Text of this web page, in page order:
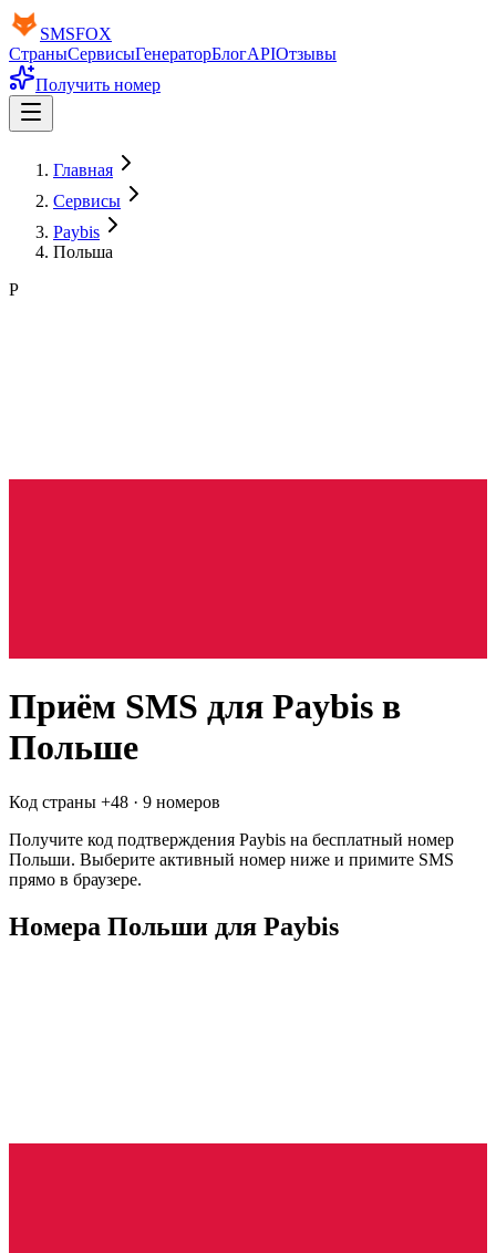
SMSFOX
СтраныСервисыГенераторБлогAPIОтзывы
Получить номер
Главная
Сервисы
Paybis
Польша
P
Приём SMS для Paybis в
Польше
Код страны +48 · 9 номеров
Получите код подтверждения Paybis на бесплатный номер
Польши. Выберите активный номер ниже и примите SMS
прямо в браузере.
Номера Польши для Paybis